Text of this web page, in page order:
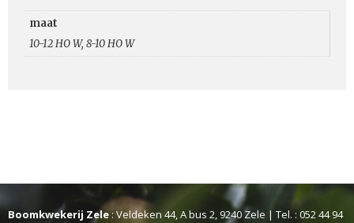
maat
10-12 HO W, 8-10 HO W
Boomkwekerij Zele: Veldeken 44, A bus 2, 9240 Zele | Tel. : 052 44 94